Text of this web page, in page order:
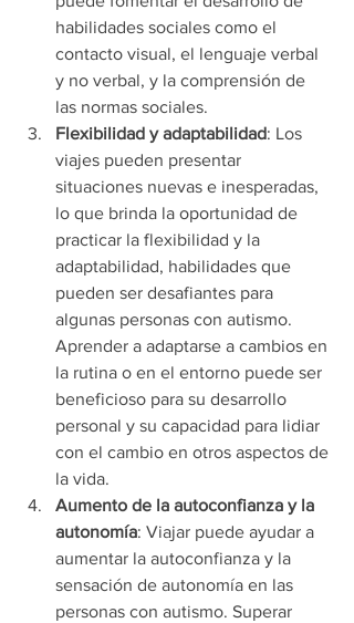
habilidades sociales como el
contacto visual, el lenguaje verbal
y no verbal, y la comprensión de
las normas sociales.
Flexibilidad y adaptabilidad: Los
viajes pueden presentar
situaciones nuevas e inesperadas,
lo que brinda la oportunidad de
practicar la flexibilidad y la
adaptabilidad, habilidades que
pueden ser desafiantes para
algunas personas con autismo.
Aprender a adaptarse a cambios en
la rutina o en el entorno puede ser
beneficioso para su desarrollo
personal y su capacidad para lidiar
con el cambio en otros aspectos de
la vida.
Aumento de la autoconfianza y la
autonomía: Viajar puede ayudar a
aumentar la autoconfianza y la
sensación de autonomía en las
personas con autismo. Superar